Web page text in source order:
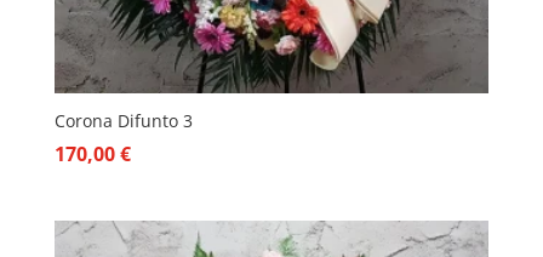
Corona Difunto 3
170,00€